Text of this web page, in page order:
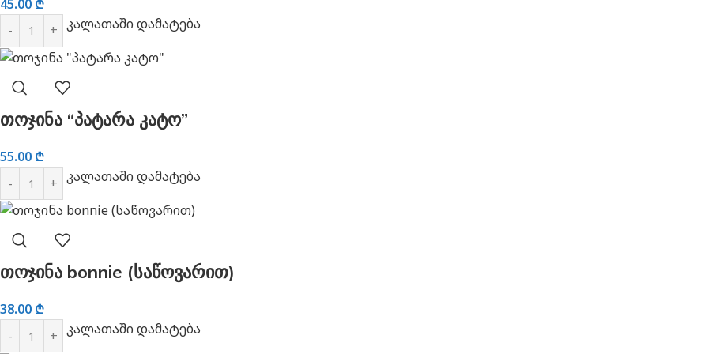
45.00 ₾
კალათაში დამატება
თოჯინა “პატარა კატო”
55.00 ₾
კალათაში დამატება
თოჯინა bonnie (საწოვარით)
38.00 ₾
კალათაში დამატება